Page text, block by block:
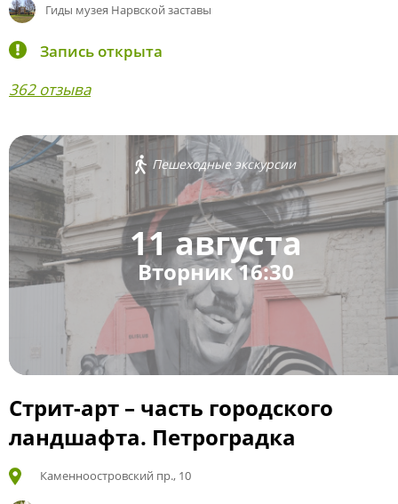
Гиды музея Нарвской заставы
Запись открыта
362 отзыва
Пешеходные экскурсии
11 августа
Вторник 16:30
Стрит-арт – часть городского
ландшафта. Петроградка
Каменноостровский пр., 10